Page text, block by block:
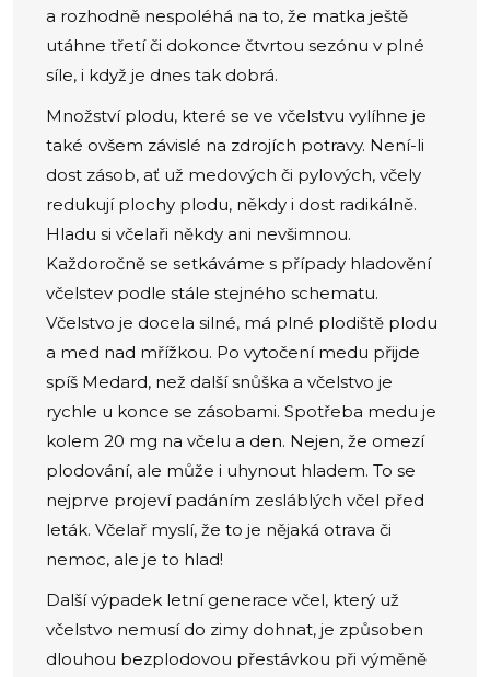
a rozhodně nespoléhá na to, že matka ještě
utáhne třetí či dokonce čtvrtou sezónu v plné
síle, i když je dnes tak dobrá.
Množství plodu, které se ve včelstvu vylíhne je
také ovšem závislé na zdrojích potravy. Není-li
dost zásob, ať už medových či pylových, včely
redukují plochy plodu, někdy i dost radikálně.
Hladu si včelaři někdy ani nevšimnou.
Každoročně se setkáváme s případy hladovění
včelstev podle stále stejného schematu.
Včelstvo je docela silné, má plné plodiště plodu
a med nad mřížkou. Po vytočení medu přijde
spíš Medard, než další snůška a včelstvo je
rychle u konce se zásobami. Spotřeba medu je
kolem 20 mg na včelu a den. Nejen, že omezí
plodování, ale může i uhynout hladem. To se
nejprve projeví padáním zesláblých včel před
leták. Včelař myslí, že to je nějaká otrava či
nemoc, ale je to hlad!
Další výpadek letní generace včel, který už
včelstvo nemusí do zimy dohnat, je způsoben
dlouhou bezplodovou přestávkou při výměně